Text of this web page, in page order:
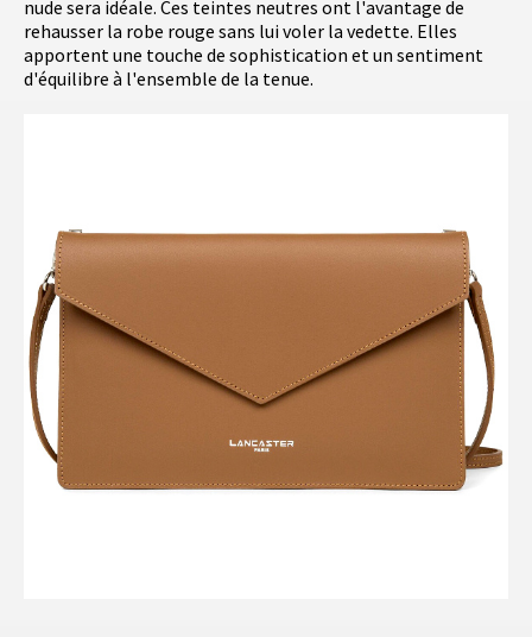
nude sera idéale. Ces teintes neutres ont l'avantage de
rehausser la robe rouge sans lui voler la vedette. Elles
apportent une touche de sophistication et un sentiment
d'équilibre à l'ensemble de la tenue.